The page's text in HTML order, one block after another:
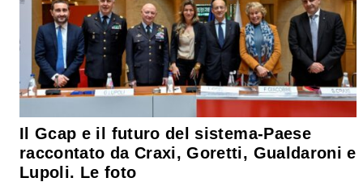
Il Gcap e il futuro del sistema-Paese
raccontato da Craxi, Goretti, Gualdaroni e
Lupoli. Le foto